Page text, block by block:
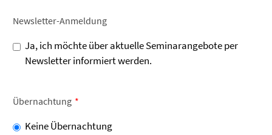
Newsletter-Anmeldung
Ja, ich möchte über aktuelle Seminarangebote per
Newsletter informiert werden.
Übernachtung
Keine Übernachtung